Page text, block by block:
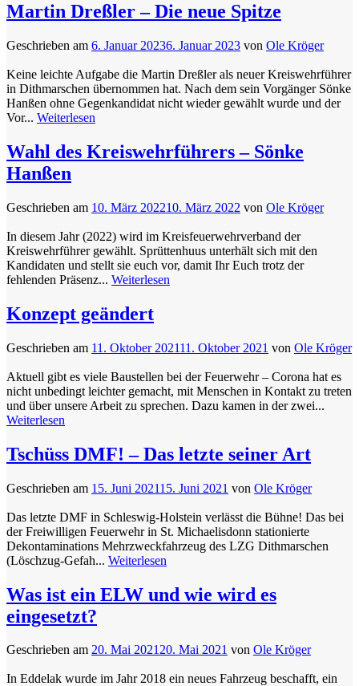
Martin Dreßler – Die neue Spitze
Geschrieben am 6. Januar 20236. Januar 2023 von Ole Kröger
Keine leichte Aufgabe die Martin Dreßler als neuer Kreiswehrführer
in Dithmarschen übernommen hat. Nach dem sein Vorgänger Sönke
Hanßen ohne Gegenkandidat nicht wieder gewählt wurde und der
Vor... Weiterlesen
Wahl des Kreiswehrführers – Sönke
Hanßen
Geschrieben am 10. März 202210. März 2022 von Ole Kröger
In diesem Jahr (2022) wird im Kreisfeuerwehrverband der
Kreiswehrführer gewählt. Sprüttenhuus unterhält sich mit den
Kandidaten und stellt sie euch vor, damit Ihr Euch trotz der
fehlenden Präsenz... Weiterlesen
Konzept geändert
Geschrieben am 11. Oktober 202111. Oktober 2021 von Ole Kröger
Aktuell gibt es viele Baustellen bei der Feuerwehr – Corona hat es
nicht unbedingt leichter gemacht, mit Menschen in Kontakt zu treten
und über unsere Arbeit zu sprechen. Dazu kamen in der zwei...
Weiterlesen
Tschüss DMF! – Das letzte seiner Art
Geschrieben am 15. Juni 202115. Juni 2021 von Ole Kröger
Das letzte DMF in Schleswig-Holstein verlässt die Bühne! Das bei
der Freiwilligen Feuerwehr in St. Michaelisdonn stationierte
Dekontaminations Mehrzweckfahrzeug des LZG Dithmarschen
(Löschzug-Gefah... Weiterlesen
Was ist ein ELW und wie wird es
eingesetzt?
Geschrieben am 20. Mai 202120. Mai 2021 von Ole Kröger
In Eddelak wurde im Jahr 2018 ein neues Fahrzeug beschafft, ein